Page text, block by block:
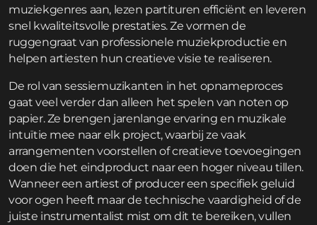
muziekgenres aan, lezen partituren efficiënt en leveren
snel kwaliteitsvolle prestaties. Ze vormen de
ruggengraat van professionele muziekproductie en
helpen artiesten hun creatieve visie te realiseren.
De rol van sessiemuzikanten in het opnameproces
gaat veel verder dan alleen het spelen van noten op
papier. Ze brengen jarenlange ervaring en muzikale
intuïtie mee naar elk project, waarbij ze vaak
arrangementen voorstellen of creatieve toevoegingen
doen die het eindproduct naar een hoger niveau tillen.
Wanneer een artiest of producer een specifiek geluid
voor ogen heeft maar de technische vaardigheid of de
juiste instrumentalist mist om dit te bereiken, vullen